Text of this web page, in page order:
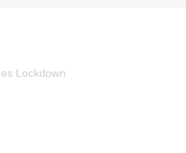
Lockdown